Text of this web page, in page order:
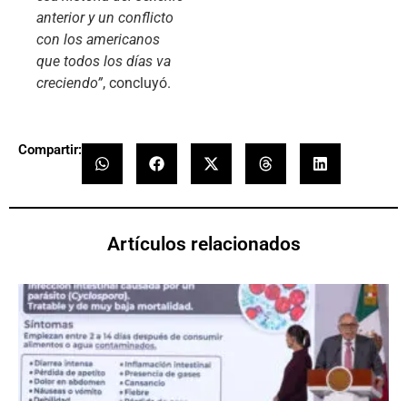
anterior y un conflicto
con los americanos
que todos los días va
creciendo”, concluyó.
Compartir:
Artículos relacionados